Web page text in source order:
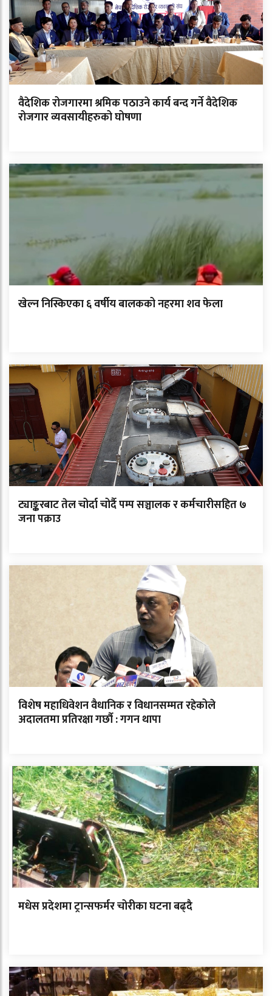
वैदेशिक रोजगारमा श्रमिक पठाउने कार्य बन्द गर्ने वैदेशिक
रोजगार व्यवसायीहरुको घोषणा
खेल्न निस्किएका ६ वर्षीय बालकको नहरमा शव फेला
ट्याङ्करबाट तेल चोर्दा चोर्दै पम्प सञ्चालक र कर्मचारीसहित ७
जना पक्राउ
विशेष महाधिवेशन वैधानिक र विधानसम्मत रहेकोले
अदालतमा प्रतिरक्षा गर्छौ : गगन थापा
मधेस प्रदेशमा ट्रान्सफर्मर चोरीका घटना बढ्दै